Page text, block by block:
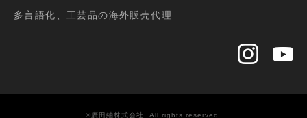
多言語化、工芸品の海外販売代理
©廣田紬株式会社. All rights reserved.